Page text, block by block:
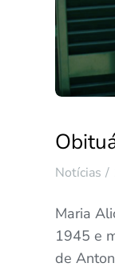
Notícias
Maria
1945 e
de